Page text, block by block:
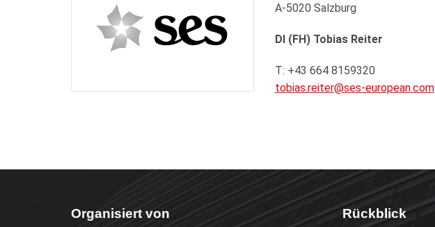
A-5020 Salzburg
DI (FH) Tobias Reiter
T: +43 664 8159320
tobias.reiter@ses-european.com
Organisiert von Rückblick